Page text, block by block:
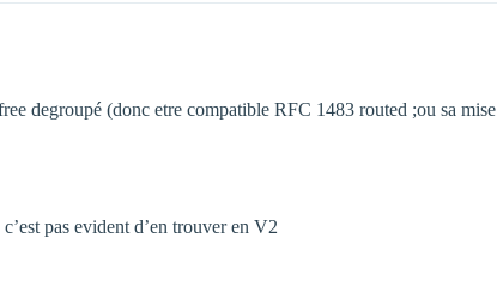
degroupé (donc etre compatible RFC 1483 routed ;ou sa
pas evident d’en trouver en V2